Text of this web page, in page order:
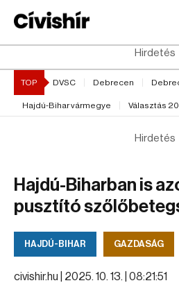
Hirdetés
TOP DVSC Debrecen
Hajdú-Bihar vármegye Választás
Hirdetés
Hajdú-Biharban is
pusztító
HAJDÚ-BIHAR GAZDASÁG
civishir.hu | 2025. 10. 13. | 08:21:51